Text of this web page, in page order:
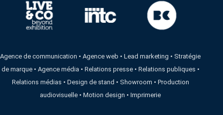
Agence de communication •Agence web •Lead marketing • Stratégie
de marque• Agence média • Relations presse• Relations publiques •
Relations médias • Design de stand • Showroom • Production
audiovisuelle •Motion design •Imprimerie